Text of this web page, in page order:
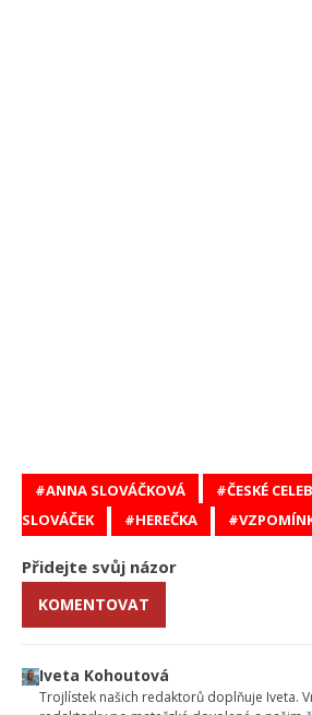
ANNA SLOVÁČKOVÁ ČESKÉ
SLOVÁČEK
HEREČKA
Přidejte svůj názor
KOMENTOVAT
Iveta Kohoutová
Trojlístek našich redaktorů doplňuje Iveta.